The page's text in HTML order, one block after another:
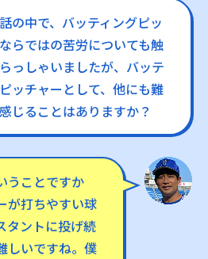
の中で、バッティングピッ
らではの苦労についても触
っしゃいましたが、バッテ
ッチャーとして、他にも難
じることはありますか？
うことですか
が打ちやすい球
タントに投げ続
しいですね。僕